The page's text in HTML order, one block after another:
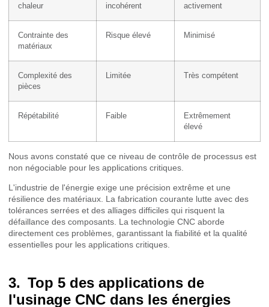
chaleur
incohérent
activement
Contrainte des
matériaux
Risque élevé Minimisé
Complexité des
pièces
Limitée Très compétent
Répétabilité Faible
Extrêmement
élevé
Nous avons constaté que ce niveau de contrôle de processus est
non négociable pour les applications critiques.
L'industrie de l'énergie exige une précision extrême et une
résilience des matériaux. La fabrication courante lutte avec des
tolérances serrées et des alliages difficiles qui risquent la
défaillance des composants. La technologie CNC aborde
directement ces problèmes, garantissant la fiabilité et la qualité
essentielles pour les applications critiques.
Top 5 des applications de
l'usinage CNC dans les énergies